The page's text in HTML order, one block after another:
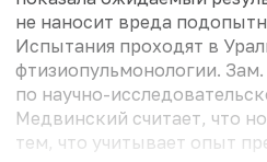
не наносит вреда
Испытания проходят в
фтизиопульмонологии.
по научно-
Медвинский считает, что
тем, что учитывает опыт